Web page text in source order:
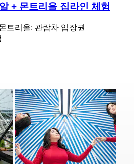
+ 몬트리올 집라인 체험
트리올: 관람차 입장권